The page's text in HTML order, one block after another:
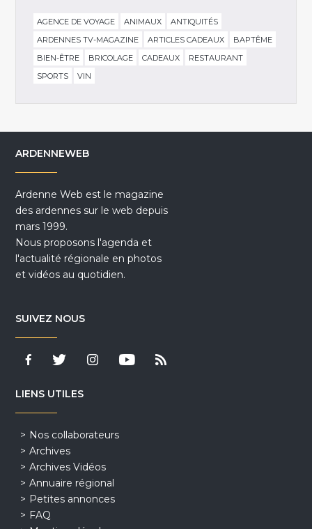
AGENCE DE VOYAGE ANIMAUX
ANTIQUITÉS
ARDENNES TV-MAGAZINE
ARTICLES CADEAUX
BAPTÊME
BIEN-ÊTRE
BRICOLAGE CADEAUX
RESTAURANT
SPORTS
VIN
ARDENNEWEB
Ardenne Web est le magazine
des ardennes sur le web depuis
mars 1999.
Nous proposons l'agenda et
l'actualité régionale en photos
et vidéos au quotidien.
SUIVEZ NOUS
LIENS UTILES
Nos collaborateurs
Archives
Archives Vidéos
Annuaire régional
Petites annonces
FAQ